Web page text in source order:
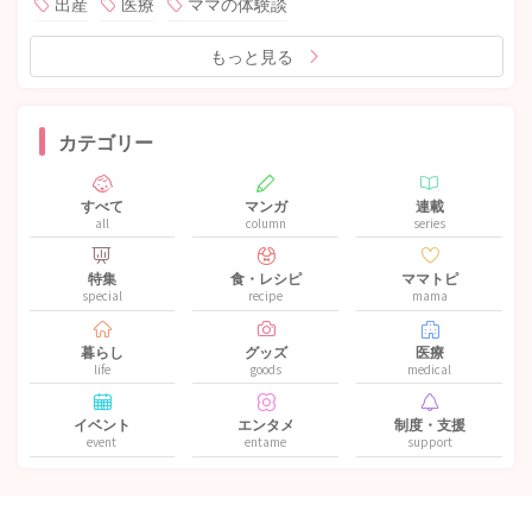
もっと見る
カテゴリー
すべて
all
マンガ
column
連載
series
特集
special
食・レシピ
recipe
ママトピ
mama
暮らし
life
グッズ
goods
医療
medical
イベント
event
エンタメ
entame
制度・支援
support